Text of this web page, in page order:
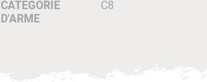
CATÉGORIE
D'ARME
C8